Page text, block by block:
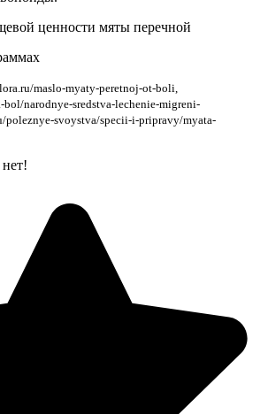
ценности мяты перечной
maslo-myaty-peretnoj-ot-boli,
narodnye-sredstva-lechenie-migreni-
poleznye-svoystva/specii-i-pripravy/myata-